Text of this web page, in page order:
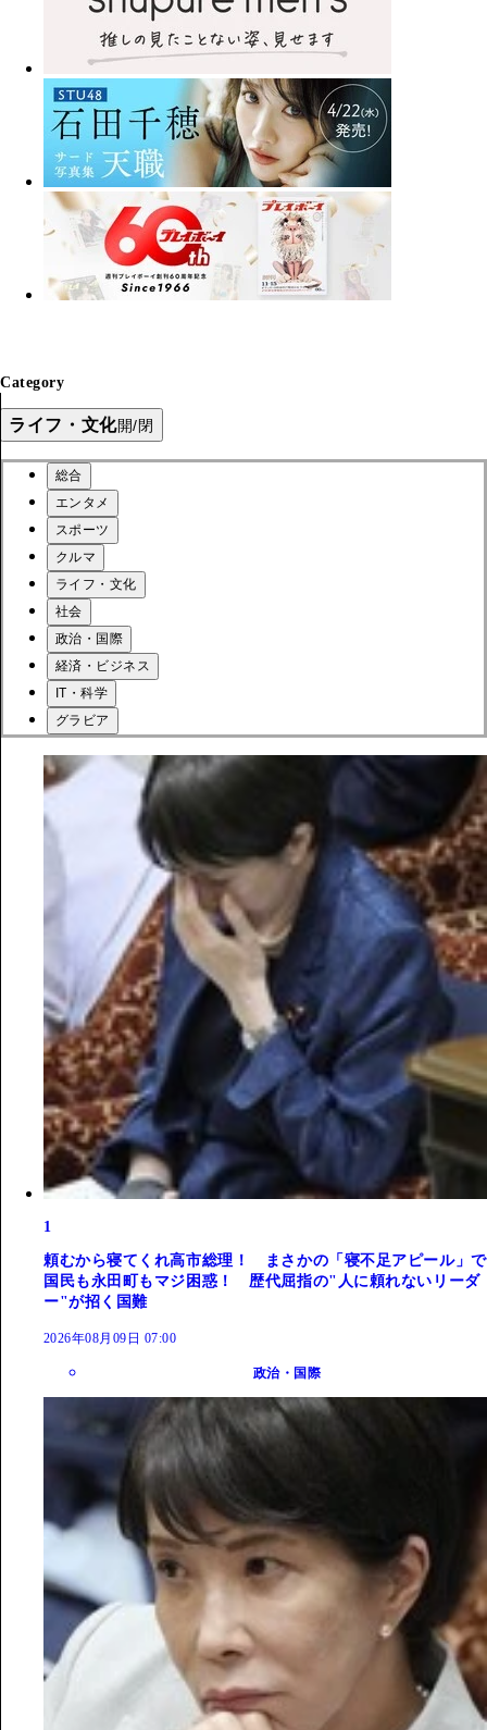
Category
ライフ・文化開/閉
総合
エンタメ
スポーツ
クルマ
ライフ・文化
社会
政治・国際
経済・ビジネス
IT・科学
グラビア
1
頼むから寝てくれ高市総理！ まさかの「寝不足アピール」で
国民も永田町もマジ困惑！ 歴代屈指の"人に頼れないリーダ
ー"が招く国難
2026年08月09日 07:00
政治・国際